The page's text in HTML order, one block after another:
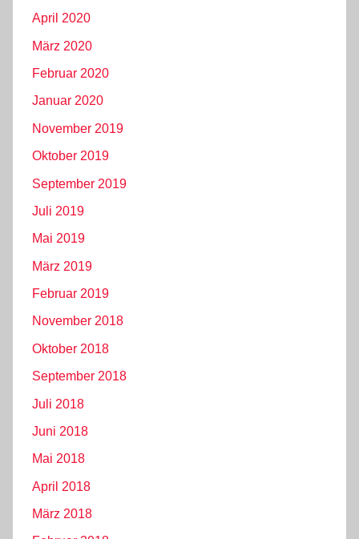
April 2020
März 2020
Februar 2020
Januar 2020
November 2019
Oktober 2019
September 2019
Juli 2019
Mai 2019
März 2019
Februar 2019
November 2018
Oktober 2018
September 2018
Juli 2018
Juni 2018
Mai 2018
April 2018
März 2018